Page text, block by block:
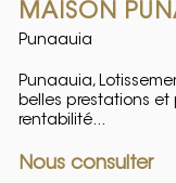
MAISON
Punaauia
Punaauia,
belles prestations
rentabilité...
Nous consulter